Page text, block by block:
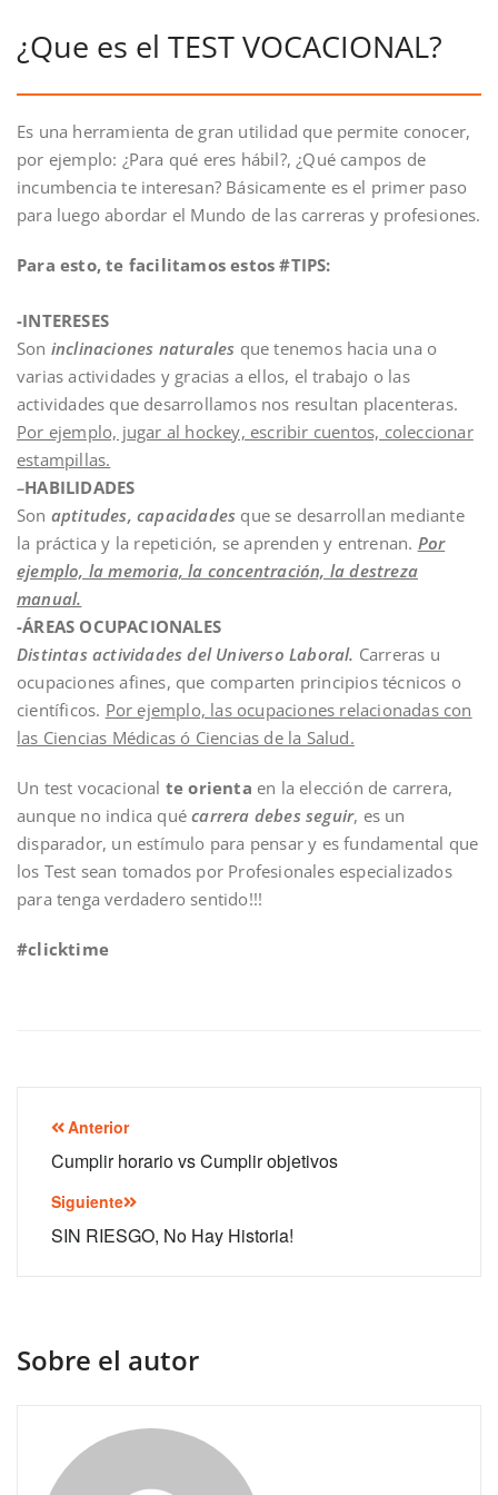
¿Que es el TEST VOCACIONAL?
Es una herramienta de gran utilidad que permite conocer,
por ejemplo: ¿Para qué eres hábil?, ¿Qué campos de
incumbencia te interesan? Básicamente es el primer paso
para luego abordar el Mundo de las carreras y profesiones.
Para esto, te facilitamos estos #TIPS:
-INTERESES
Son inclinaciones naturales que tenemos hacia una o
varias actividades y gracias a ellos, el trabajo o las
actividades que desarrollamos nos resultan placenteras.
Por ejemplo, jugar al hockey, escribir cuentos, coleccionar
estampillas.
–HABILIDADES
Son aptitudes, capacidades que se desarrollan mediante
la práctica y la repetición, se aprenden y entrenan. Por
ejemplo, la memoria, la concentración, la destreza
manual.
-ÁREAS OCUPACIONALES
Distintas actividades del Universo Laboral. Carreras u
ocupaciones afines, que comparten principios técnicos o
científicos. Por ejemplo, las ocupaciones relacionadas con
las Ciencias Médicas ó Ciencias de la Salud.
Un test vocacional te orienta en la elección de carrera,
aunque no indica quécarrera debes seguir, es un
disparador, un estímulo para pensar y es fundamental que
los Test sean tomados por Profesionales especializados
para tenga verdadero sentido!!!
#clicktime
Navegación
de
entradas
Anterior
Cumplir horario vs Cumplir objetivos
Siguiente
SIN RIESGO, No Hay Historia!
Sobre el autor